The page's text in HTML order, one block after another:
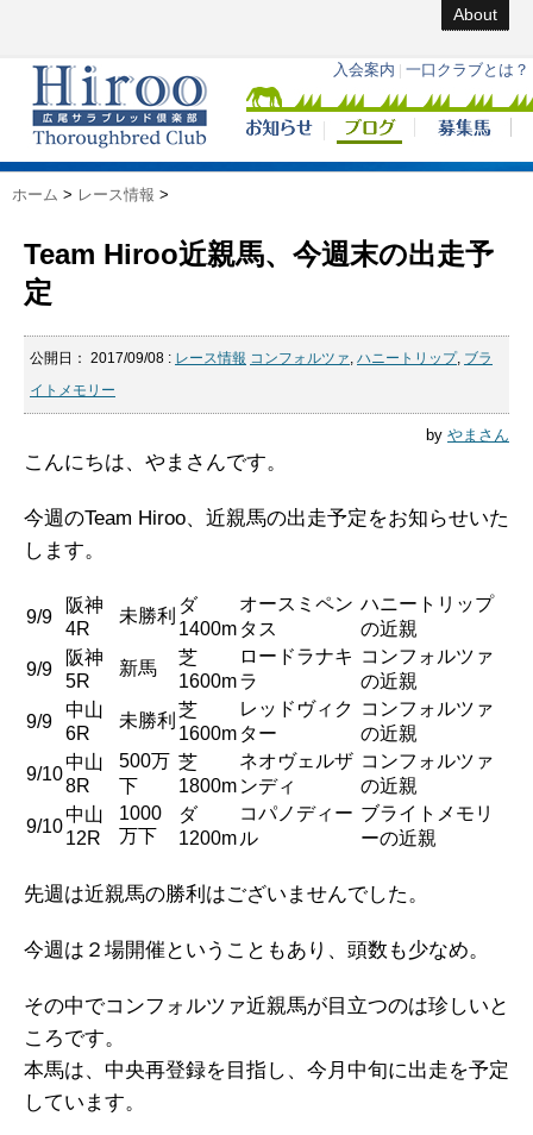
About
ホーム > レース情報 >
Team Hiroo近親馬、今週末の出走予
定
公開日： 2017/09/08 : レース情報 コンフォルツァ, ハニートリップ, ブラ
イトメモリー
by やまさん
こんにちは、やまさんです。
今週のTeam Hiroo、近親馬の出走予定をお知らせいた
します。
9/9
阪神
4R
未勝利
ダ
1400m
オースミペン
タス
ハニートリップ
の近親
9/9
阪神
5R
新馬
芝
1600m
ロードラナキ
ラ
コンフォルツァ
の近親
9/9
中山
6R
未勝利
芝
1600m
レッドヴィク
ター
コンフォルツァ
の近親
9/10
中山
8R
500万
下
芝
1800m
ネオヴェルザ
ンディ
コンフォルツァ
の近親
9/10
中山
12R
1000
万下
ダ
1200m
コパノディー
ル
ブライトメモリ
ーの近親
先週は近親馬の勝利はございませんでした。
今週は２場開催ということもあり、頭数も少なめ。
その中でコンフォルツァ近親馬が目立つのは珍しいと
ころです。
本馬は、中央再登録を目指し、今月中旬に出走を予定
しています。